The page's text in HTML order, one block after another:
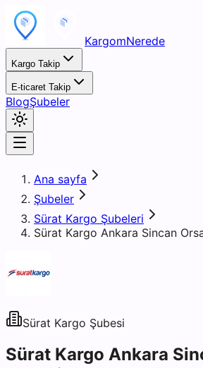
KargomNerede
Kargo Takip
E-ticaret Takip
BlogŞubeler
Ana sayfa
Şubeler
Sürat Kargo Şubeleri
Sürat Kargo Ankara Sincan
Sürat Kargo Şubesi
Sürat Kargo Ankara